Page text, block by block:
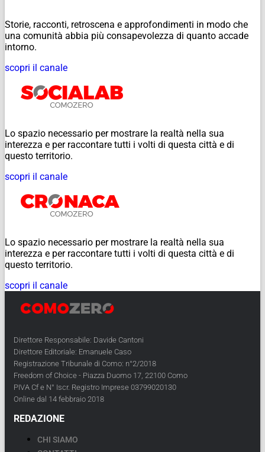
Storie, racconti, retroscena e approfondimenti in modo che
una comunità abbia più consapevolezza di quanto accade
intorno.
scopri il canale
Lo spazio necessario per mostrare la realtà nella sua
interezza e per raccontare tutti i volti di questa città e di
questo territorio.
scopri il canale
Lo spazio necessario per mostrare la realtà nella sua
interezza e per raccontare tutti i volti di questa città e di
questo territorio.
scopri il canale
Direttore Responsabile: Davide Cantoni
Direttore Editoriale: Emanuele Caso
Registrazione Tribunale di Como: n°2/2018
Freedom of Choice - Piazza Duomo 17, 22100 Como
PIVA Cf e N° Iscr. Registro Imprese 03799020130
Online dal 14 febbraio 2018
REDAZIONE
CHI SIAMO